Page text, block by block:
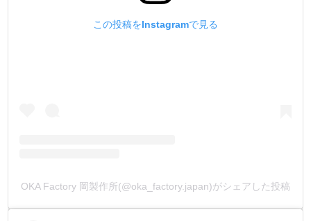
この投稿をInstagramで見る
OKA Factory 岡製作所(@oka_factory.japan)がシェアした投稿